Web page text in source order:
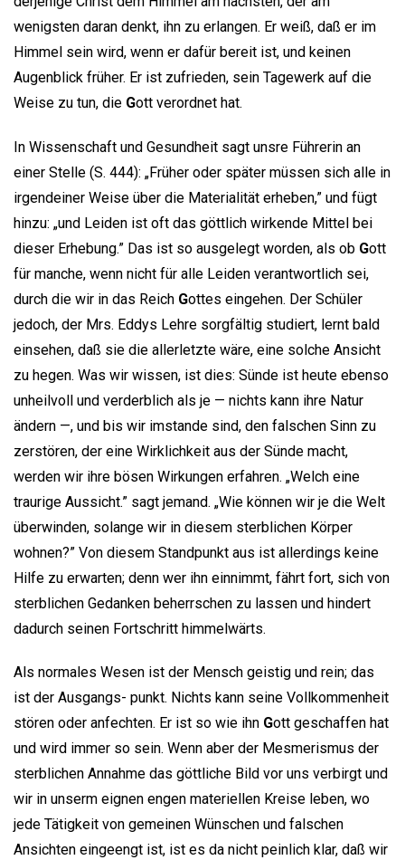
wenigsten daran denkt, ihn zu erlangen. Er weiß, daß er im
Himmel sein wird, wenn er dafür bereit ist, und keinen
Augenblick früher. Er ist zufrieden, sein Tagewerk auf die
Weise zu tun, die Gott verordnet hat.
In Wissenschaft und Gesundheit sagt unsre Führerin an
einer Stelle (S. 444): „Früher oder später müssen sich alle in
irgendeiner Weise über die Materialität erheben,” und fügt
hinzu: „und Leiden ist oft das göttlich wirkende Mittel bei
dieser Erhebung.” Das ist so ausgelegt worden, als ob Gott
für manche, wenn nicht für alle Leiden verantwortlich sei,
durch die wir in das Reich Gottes eingehen. Der Schüler
jedoch, der Mrs. Eddys Lehre sorgfältig studiert, lernt bald
einsehen, daß sie die allerletzte wäre, eine solche Ansicht
zu hegen. Was wir wissen, ist dies: Sünde ist heute ebenso
unheilvoll und verderblich als je — nichts kann ihre Natur
ändern —, und bis wir imstande sind, den falschen Sinn zu
zerstören, der eine Wirklichkeit aus der Sünde macht,
werden wir ihre bösen Wirkungen erfahren. „Welch eine
traurige Aussicht.” sagt jemand. „Wie können wir je die Welt
überwinden, solange wir in diesem sterblichen Körper
wohnen?” Von diesem Standpunkt aus ist allerdings keine
Hilfe zu erwarten; denn wer ihn einnimmt, fährt fort, sich von
sterblichen Gedanken beherrschen zu lassen und hindert
dadurch seinen Fortschritt himmelwärts.
Als normales Wesen ist der Mensch geistig und rein; das
ist der Ausgangs- punkt. Nichts kann seine Vollkommenheit
stören oder anfechten. Er ist so wie ihn Gott geschaffen hat
und wird immer so sein. Wenn aber der Mesmerismus der
sterblichen Annahme das göttliche Bild vor uns verbirgt und
wir in unserm eignen engen materiellen Kreise leben, wo
jede Tätigkeit von gemeinen Wünschen und falschen
Ansichten eingeengt ist, ist es da nicht peinlich klar, daß wir